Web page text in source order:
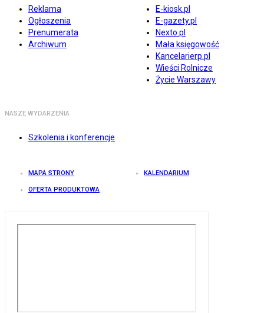
Reklama
Ogłoszenia
Prenumerata
Archiwum
E-kiosk.pl
E-gazety.pl
Nexto.pl
Mała księgowość
Kancelarierp.pl
Wieści Rolnicze
Życie Warszawy
NASZE WYDARZENIA
Szkolenia i konferencje
MAPA STRONY KALENDARIUM
OFERTA PRODUKTOWA